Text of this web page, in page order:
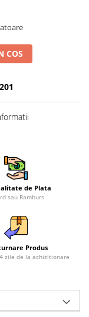
COS
de Plata
sau Ramburs
Produs
zile de la achizitionare